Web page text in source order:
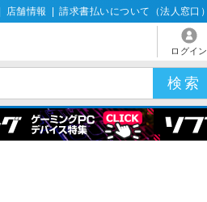
店舗情報 請求書払いについて（法人窓口）
ログイン